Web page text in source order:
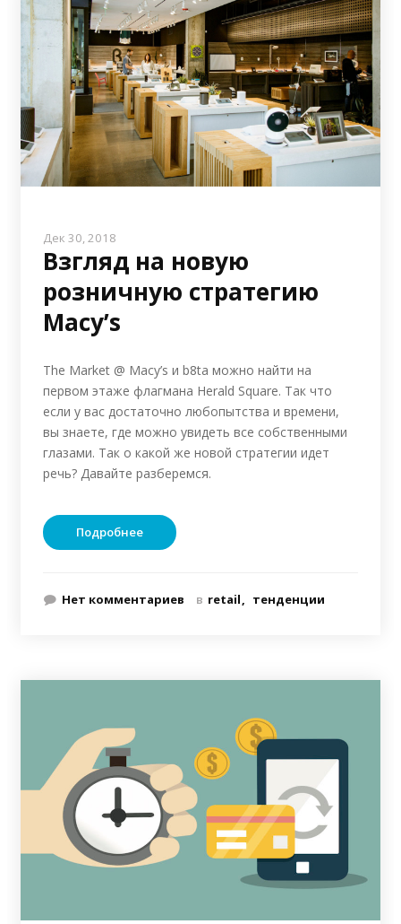
Дек 30, 2018
Взгляд на новую
розничную стратегию
Macy’s
The Market @ Macy’s и b8ta можно найти на
первом этаже флагмана Herald Square. Так что
если у вас достаточно любопытства и времени,
вы знаете, где можно увидеть все собственными
глазами. Так о какой же новой стратегии идет
речь? Давайте разберемся.
Подробнее
Нет комментариев в retail тенденции